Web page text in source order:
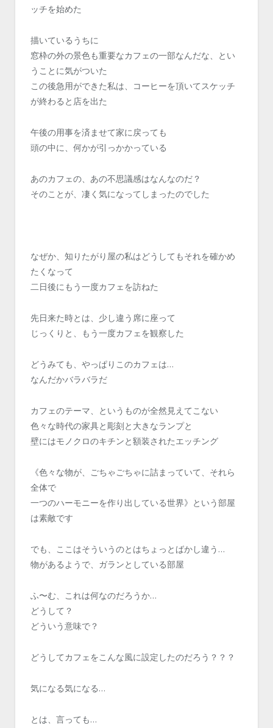
ッチを始めた
描いているうちに
窓枠の外の景色も重要なカフェの一部なんだな、とい
うことに気がついた
この後急用ができた私は、コーヒーを頂いてスケッチ
が終わると店を出た
午後の用事を済ませて家に戻っても
頭の中に、何かが引っかかっている
あのカフェの、あの不思議感はなんなのだ？
そのことが、凄く気になってしまったのでした
なぜか、知りたがり屋の私はどうしてもそれを確かめ
たくなって
二日後にもう一度カフェを訪ねた
先日来た時とは、少し違う席に座って
じっくりと、もう一度カフェを観察した
どうみても、やっぱりこのカフェは…
なんだかバラバラだ
カフェのテーマ、というものが全然見えてこない
色々な時代の家具と彫刻と大きなランプと
壁にはモノクロのキチンと額装されたエッチング
《色々な物が、ごちゃごちゃに詰まっていて、それら
全体で
一つのハーモニーを作り出している世界》という部屋
は素敵です
でも、ここはそういうのとはちょっとばかし違う…
物があるようで、ガランとしている部屋
ふ〜む、これは何なのだろうか…
どうして？
どういう意味で？
どうしてカフェをこんな風に設定したのだろう？？？
気になる気になる…
とは、言っても…